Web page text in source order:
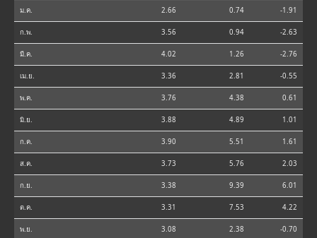
ม.ค. 2.66 0.74 -1.91
ก.พ. 3.56 0.94 -2.63
มี.ค. 4.02 1.26 -2.76
เม.ย. 3.36 2.81 -0.55
พ.ค. 3.76 4.38 0.61
มิ.ย. 3.88 4.89 1.01
ก.ค. 3.90 5.51 1.61
ส.ค. 3.73 5.76 2.03
ก.ย. 3.38 9.39 6.01
ต.ค. 3.31 7.53 4.22
พ.ย. 3.08 2.38 -0.70